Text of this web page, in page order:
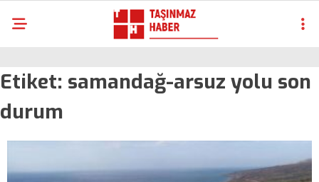
Etiket: samandağ-arsuz yolu son
durum